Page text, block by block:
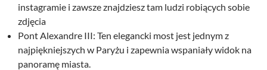
instagramie i zawsze znajdziesz tam ludzi robiących sobie
zdjęcia
Pont Alexandre III: Ten elegancki most jest jednym z
najpiękniejszych w Paryżu i zapewnia wspaniały widok na
panoramę miasta.